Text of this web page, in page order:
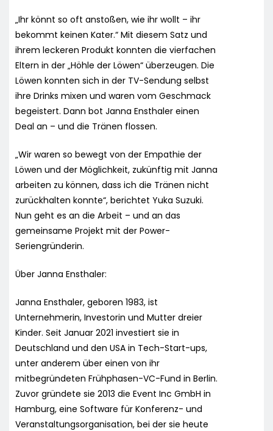
„Ihr könnt so oft anstoßen, wie ihr wollt – ihr
bekommt keinen Kater.“ Mit diesem Satz und
ihrem leckeren Produkt konnten die vierfachen
Eltern in der „Höhle der Löwen“ überzeugen. Die
Löwen konnten sich in der TV-Sendung selbst
ihre Drinks mixen und waren vom Geschmack
begeistert. Dann bot Janna Ensthaler einen
Deal an – und die Tränen flossen.
„Wir waren so bewegt von der Empathie der
Löwen und der Möglichkeit, zukünftig mit Janna
arbeiten zu können, dass ich die Tränen nicht
zurückhalten konnte“, berichtet Yuka Suzuki.
Nun geht es an die Arbeit – und an das
gemeinsame Projekt mit der Power-
Seriengründerin.
Über Janna Ensthaler:
Janna Ensthaler, geboren 1983, ist
Unternehmerin, Investorin und Mutter dreier
Kinder. Seit Januar 2021 investiert sie in
Deutschland und den USA in Tech-Start-ups,
unter anderem über einen von ihr
mitbegründeten Frühphasen-VC-Fund in Berlin.
Zuvor gründete sie 2013 die Event Inc GmbH in
Hamburg, eine Software für Konferenz- und
Veranstaltungsorganisation, bei der sie heute